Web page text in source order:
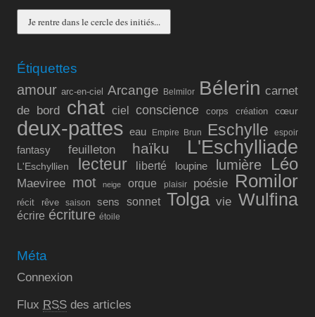
Étiquettes
amour arc-en-ciel Arcange Belmilor Bélerin carnet
de bord chat ciel conscience corps création cœur
deux-pattes eau Empire Brun Eschylle espoir
fantasy feuilleton haïku L'Eschylliade
L'Eschyllien lecteur liberté loupine lumière Léo
Maeviree mot neige orque plaisir poésie Romilor
récit rêve saison sens sonnet Tolga vie Wulfina
écrire écriture étoile
Méta
Connexion
Flux RSS des articles